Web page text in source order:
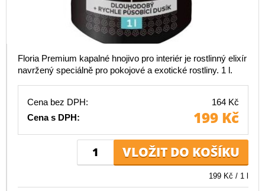
Floria Premium kapalné hnojivo pro interiér je rostlinný elixír
navržený speciálně pro pokojové a exotické rostliny. 1 l.
Cena bez DPH:
164 Kč
Cena s DPH:
199 Kč
199 Kč / 1 l